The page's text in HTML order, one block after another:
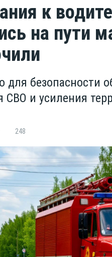
к
на пути
для безопасности
СВО и усиления
248